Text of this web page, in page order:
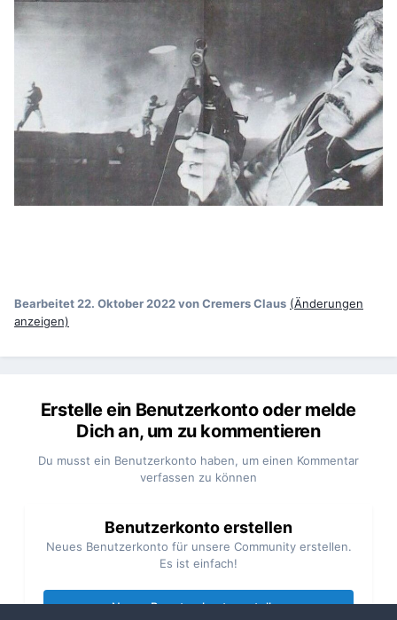
Bearbeitet22. Oktober 2022von Cremers Claus (Änderungen
anzeigen)
Erstelle ein Benutzerkonto oder melde
Dich an, um zu kommentieren
Du musst ein Benutzerkonto haben, um einen Kommentar
verfassen zu können
Benutzerkonto erstellen
Neues Benutzerkonto für unsere Community erstellen.
Es ist einfach!
Neues Benutzerkonto erstellen